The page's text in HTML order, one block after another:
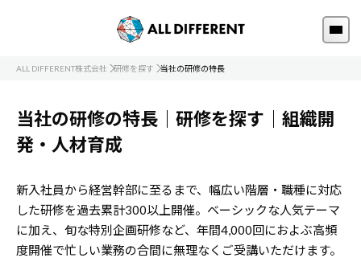
ALL DIFFERENT株式会社 研修を探す 当社の研修の特長
当社の研修の特長｜研修を探す｜組織開
発・人材育成
新入社員から経営幹部に至るまで、幅広い階層・職種に対応
した研修を過去累計300以上開催。ベーシックな人気テーマ
に加え、旬な特別企画研修など、年間4,000回におよぶ高頻
度開催で忙しい業務の合間に無理なくご受講いただけます。